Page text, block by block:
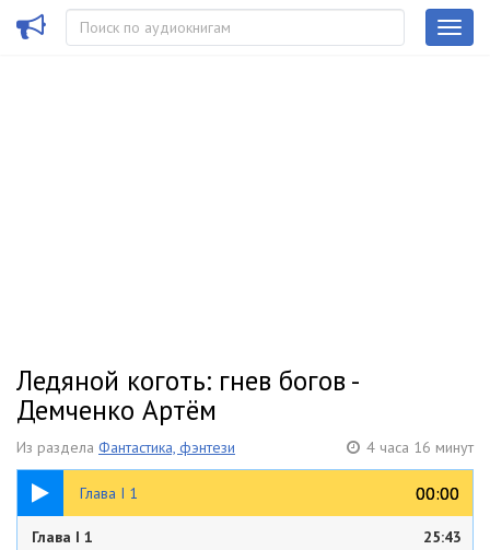
Ледяной коготь: гнев богов -
Демченко Артём
Из раздела Фантастика, фэнтези 4 часа 16 минут
Глава I 1 00:00
00:00
25:43
Глава I 1 25:43